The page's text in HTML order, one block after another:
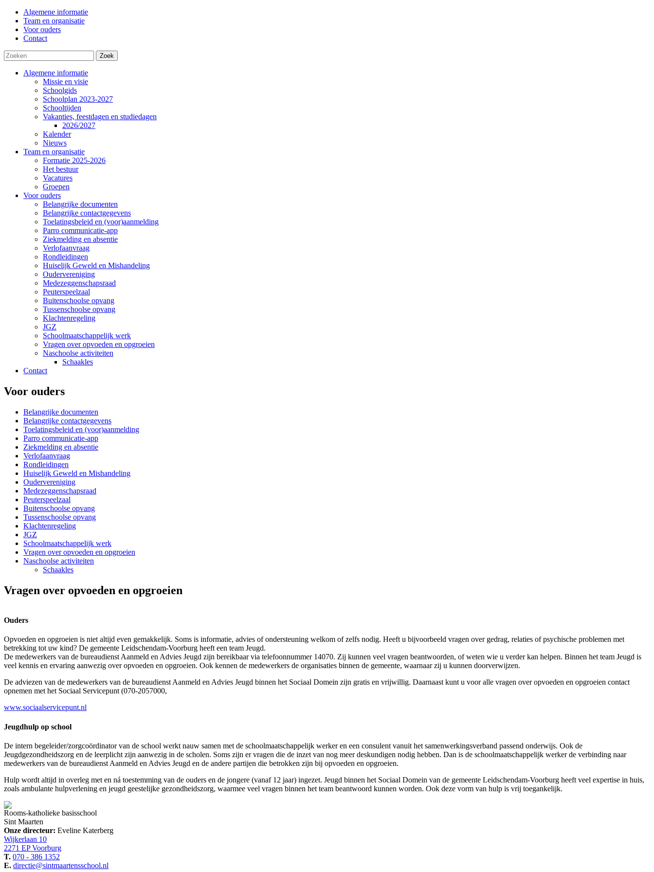
Algemene informatie
Team en organisatie
Voor ouders
Contact
Zoek
Algemene informatie
Missie en visie
Schoolgids
Schoolplan 2023-2027
Schooltijden
Vakanties, feestdagen en studiedagen
2026/2027
Kalender
Nieuws
Team en organisatie
Formatie 2025-2026
Het bestuur
Vacatures
Groepen
Voor ouders
Belangrijke documenten
Belangrijke contactgegevens
Toelatingsbeleid en (voor)aanmelding
Parro communicatie-app
Ziekmelding en absentie
Verlofaanvraag
Rondleidingen
Huiselijk Geweld en Mishandeling
Oudervereniging
Medezeggenschapsraad
Peuterspeelzaal
Buitenschoolse opvang
Tussenschoolse opvang
Klachtenregeling
JGZ
Schoolmaatschappelijk werk
Vragen over opvoeden en opgroeien
Naschoolse activiteiten
Schaakles
Contact
Voor ouders
Belangrijke documenten
Belangrijke contactgegevens
Toelatingsbeleid en (voor)aanmelding
Parro communicatie-app
Ziekmelding en absentie
Verlofaanvraag
Rondleidingen
Huiselijk Geweld en Mishandeling
Oudervereniging
Medezeggenschapsraad
Peuterspeelzaal
Buitenschoolse opvang
Tussenschoolse opvang
Klachtenregeling
JGZ
Schoolmaatschappelijk werk
Vragen over opvoeden en opgroeien
Naschoolse activiteiten
Schaakles
Vragen over opvoeden en opgroeien
Ouders
Opvoeden en opgroeien is niet altijd even gemakkelijk. Soms is informatie, advies of ondersteuning welkom of zelfs nodig. Heeft u bijvoorbeeld vragen over gedrag, relaties of psychische problemen met
betrekking tot uw kind? De gemeente Leidschendam-Voorburg heeft een team Jeugd.
De medewerkers van de bureaudienst Aanmeld en Advies Jeugd zijn bereikbaar via telefoonnummer 14070. Zij kunnen veel vragen beantwoorden, of weten wie u verder kan helpen. Binnen het team Jeugd is
veel kennis en ervaring aanwezig over opvoeden en opgroeien. Ook kennen de medewerkers de organisaties binnen de gemeente, waarnaar zij u kunnen doorverwijzen.
De adviezen van de medewerkers van de bureaudienst Aanmeld en Advies Jeugd binnen het Sociaal Domein zijn gratis en vrijwillig. Daarnaast kunt u voor alle vragen over opvoeden en opgroeien contact
opnemen met het Sociaal Servicepunt (070-2057000,
www.sociaalservicepunt.nl
Jeugdhulp op school
De intern begeleider/zorgcoördinator van de school werkt nauw samen met de schoolmaatschappelijk werker en een consulent vanuit het samenwerkingsverband passend onderwijs. Ook de
Jeugdgezondheidszorg en de leerplicht zijn aanwezig in de scholen. Soms zijn er vragen die de inzet van nog meer deskundigen nodig hebben. Dan is de schoolmaatschappelijk werker de verbinding naar
medewerkers van de bureaudienst Aanmeld en Advies Jeugd en de andere partijen die betrokken zijn bij opvoeden en opgroeien.
Hulp wordt altijd in overleg met en ná toestemming van de ouders en de jongere (vanaf 12 jaar) ingezet. Jeugd binnen het Sociaal Domein van de gemeente Leidschendam-Voorburg heeft veel expertise in huis,
zoals ambulante hulpverlening en jeugd geestelijke gezondheidszorg, waarmee veel vragen binnen het team beantwoord kunnen worden. Ook deze vorm van hulp is vrij toegankelijk.
Rooms-katholieke basisschool
Sint Maarten
Onze directeur: Eveline Katerberg
Wijkerlaan 10
2271 EP Voorburg
T. 070 - 386 1352
E. directie@sintmaartensschool.nl